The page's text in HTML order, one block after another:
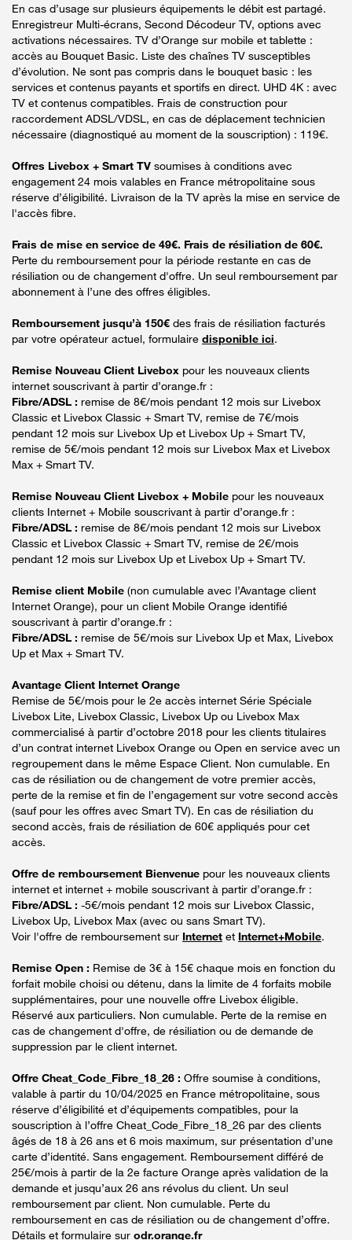
En cas d’usage sur plusieurs équipements le débit est partagé.
Enregistreur Multi-écrans, Second Décodeur TV, options avec
activations nécessaires. TV d’Orange sur mobile et tablette :
accès au Bouquet Basic. Liste des chaînes TV susceptibles
d’évolution. Ne sont pas compris dans le bouquet basic : les
services et contenus payants et sportifs en direct. UHD 4K : avec
TV et contenus compatibles. Frais de construction pour
raccordement ADSL/VDSL, en cas de déplacement technicien
nécessaire (diagnostiqué au moment de la souscription) : 119€.
Offres Livebox + Smart TV soumises à conditions avec
engagement 24 mois valables en France métropolitaine sous
réserve d’éligibilité. Livraison de la TV après la mise en service de
l'accès fibre.
Frais de mise en service de 49€. Frais de résiliation de 60€.
Perte du remboursement pour la période restante en cas de
résiliation ou de changement d'offre. Un seul remboursement par
abonnement à l’une des offres éligibles.
Remboursement jusqu’à 150€ des frais de résiliation facturés
par votre opérateur actuel, formulaire disponible ici.
Remise Nouveau Client Livebox pour les nouveaux clients
internet souscrivant à partir d’orange.fr :
Fibre/ADSL : remise de 8€/mois pendant 12 mois sur Livebox
Classic et Livebox Classic + Smart TV, remise de 7€/mois
pendant 12 mois sur Livebox Up et Livebox Up + Smart TV,
remise de 5€/mois pendant 12 mois sur Livebox Max et Livebox
Max + Smart TV.
Remise Nouveau Client Livebox + Mobile pour les nouveaux
clients Internet + Mobile souscrivant à partir d’orange.fr :
Fibre/ADSL : remise de 8€/mois pendant 12 mois sur Livebox
Classic et Livebox Classic + Smart TV, remise de 2€/mois
pendant 12 mois sur Livebox Up et Livebox Up + Smart TV.
Remise client Mobile (non cumulable avec l’Avantage client
Internet Orange), pour un client Mobile Orange identifié
souscrivant à partir d’orange.fr :
Fibre/ADSL : remise de 5€/mois sur Livebox Up et Max, Livebox
Up et Max + Smart TV.
Avantage Client Internet Orange
Remise de 5€/mois pour le 2e accès internet Série Spéciale
Livebox Lite, Livebox Classic, Livebox Up ou Livebox Max
commercialisé à partir d’octobre 2018 pour les clients titulaires
d’un contrat internet Livebox Orange ou Open en service avec un
regroupement dans le même Espace Client. Non cumulable. En
cas de résiliation ou de changement de votre premier accès,
perte de la remise et fin de l’engagement sur votre second accès
(sauf pour les offres avec Smart TV). En cas de résiliation du
second accès, frais de résiliation de 60€ appliqués pour cet
accès.
Offre de remboursement Bienvenue pour les nouveaux clients
internet et internet + mobile souscrivant à partir d’orange.fr :
Fibre/ADSL : -5€/mois pendant 12 mois sur Livebox Classic,
Livebox Up, Livebox Max (avec ou sans Smart TV).
Voir l'offre de remboursement sur Internet et Internet+Mobile.
Remise Open : Remise de 3€ à 15€ chaque mois en fonction du
forfait mobile choisi ou détenu, dans la limite de 4 forfaits mobile
supplémentaires, pour une nouvelle offre Livebox éligible.
Réservé aux particuliers. Non cumulable. Perte de la remise en
cas de changement d'offre, de résiliation ou de demande de
suppression par le client internet.
Offre Cheat_Code_Fibre_18_26 : Offre soumise à conditions,
valable à partir du 10/04/2025 en France métropolitaine, sous
réserve d’éligibilité et d’équipements compatibles, pour la
souscription à l’offre Cheat_Code_Fibre_18_26 par des clients
âgés de 18 à 26 ans et 6 mois maximum, sur présentation d’une
carte d’identité. Sans engagement. Remboursement différé de
25€/mois à partir de la 2e facture Orange après validation de la
demande et jusqu’aux 26 ans révolus du client. Un seul
remboursement par client. Non cumulable. Perte du
remboursement en cas de résiliation ou de changement d’offre.
Détails et formulaire sur odr.orange.fr